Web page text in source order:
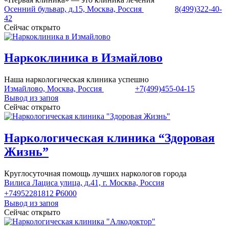
Осенний бульвар, д.15, Москва, Россия
8(499)322-40-
42
Сейчас открыто
Наркоклиника в Измайлово
Наша наркологическая клиника успешно
Измайлово, Москва, Россия
+7(499)455-04-15
Вывод из запоя
Сейчас открыто
Наркологическая клиника “Здоровая
Жизнь”
Круглосуточная помощь лучших наркологов города
Вилиса Лациса улица, д.41, г. Москва, Россия
+74952281812 ₽6000
Вывод из запоя
Сейчас открыто